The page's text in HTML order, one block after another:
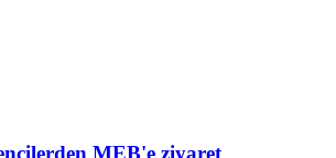
MEB'e ziyaret